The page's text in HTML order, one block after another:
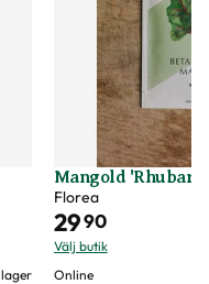
Mangold 'Rhubarb
Florea
2990
Välj butik
Online